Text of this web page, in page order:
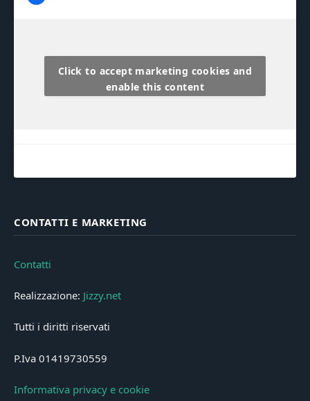
Click to accept marketing cookies and
enable this content
CONTATTI E MARKETING
Contatti
Realizzazione: Jizzy.net
Tutti i diritti riservati
P.Iva 01419730559
Informativa privacy e cookie